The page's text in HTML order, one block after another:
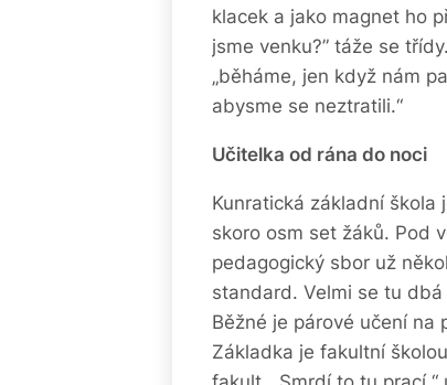
klacek a jako magnet ho
jsme venku?” táže se
„běháme, jen když nám
abysme se neztratili.“
Učitelka od rána do noci
Kunratická základní škola
skoro osm set žáků. Pod
pedagogický sbor už
standard. Velmi se tu
Běžné je párové učení na
Základka je fakultní